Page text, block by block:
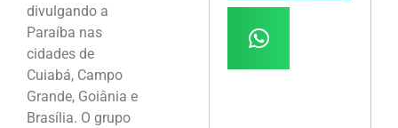
divulgando a
Paraíba nas
cidades de
Cuiabá, Campo
Grande, Goiânia e
Brasília. O grupo